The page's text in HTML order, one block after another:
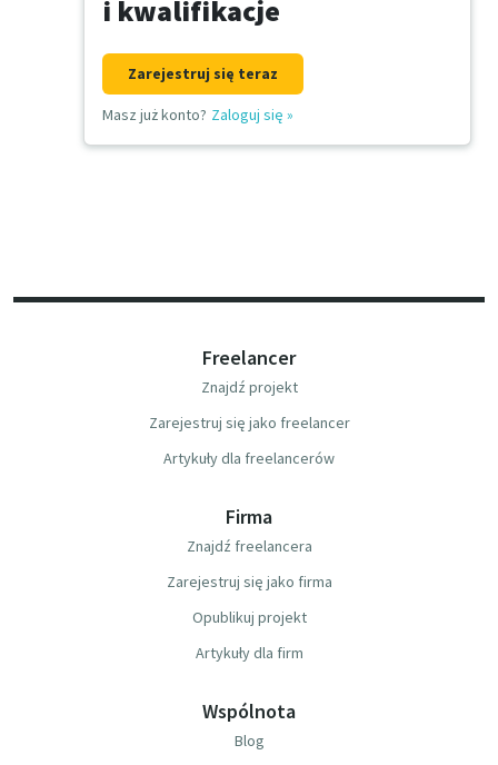
i kwalifikacje
Zarejestruj się teraz
Masz już konto? Zaloguj się »
Freelancer
Znajdź projekt
Zarejestruj się jako freelancer
Artykuły dla freelancerów
Firma
Znajdź freelancera
Zarejestruj się jako firma
Opublikuj projekt
Artykuły dla firm
Wspólnota
Blog